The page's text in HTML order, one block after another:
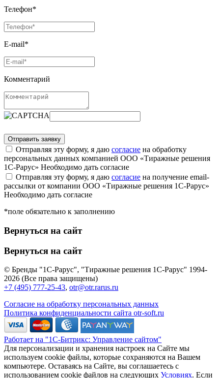
Телефон*
E-mail*
Комментарий
Отправляя эту форму, я даю согласие на обработку
персональных данных компанией ООО «Тиражные решения
1С-Рарус» Необходимо дать согласие
Отправляя эту форму, я даю согласие на получение email-
рассылки от компании ООО «Тиражные решения 1С-Рарус»
Необходимо дать согласие
*поле обязательно к заполнению
Вернуться на сайт
Вернуться на сайт
© Бренды "1С-Рарус", "Тиражные решения 1С-Рарус" 1994-
2026 (Все права защищены)
+7 (495) 777-25-43, otr@otr.rarus.ru
Согласие на обработку персональных данных
Политика конфиденциальности сайта otr-soft.ru
Работает на "1С-Битрикс: Управление сайтом"
Для персонализации и хранения настроек на Сайте мы
используем cookie файлы, которые сохраняются на Вашем
компьютере. Оставаясь на Сайте, вы соглашаетесь с
использованием cookie файлов на следующих Условиях. Если